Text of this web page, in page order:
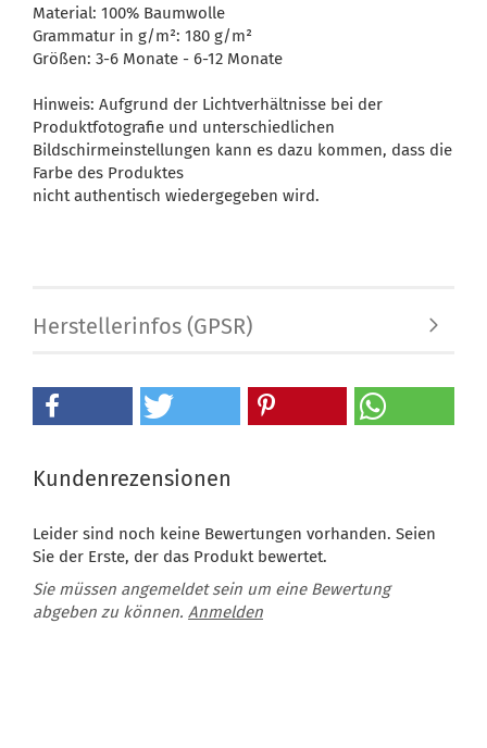
Material: 100% Baumwolle
Grammatur in g/m²: 180 g/m²
Größen: 3-6 Monate - 6-12 Monate
Hinweis: Aufgrund der Lichtverhältnisse bei der
Produktfotografie und unterschiedlichen
Bildschirmeinstellungen kann es dazu kommen, dass die
Farbe des Produktes
nicht authentisch wiedergegeben wird.
Herstellerinfos (GPSR)
Kundenrezensionen
Leider sind noch keine Bewertungen vorhanden. Seien
Sie der Erste, der das Produkt bewertet.
Sie müssen angemeldet sein um eine Bewertung
abgeben zu können. Anmelden